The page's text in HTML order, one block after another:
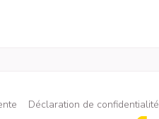
Déclaration de confidentialité